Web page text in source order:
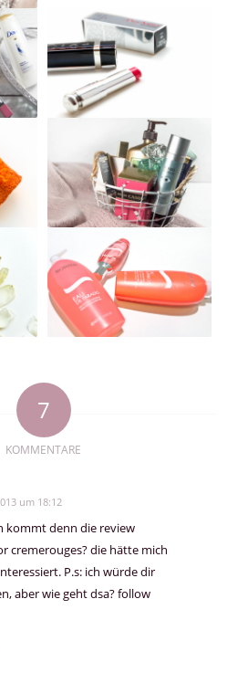
7
KOMMENTARE
um 18:12
kommt denn die review
cremerouges? die hätte mich
P.s: ich würde dir
aber wie geht dsa? follow